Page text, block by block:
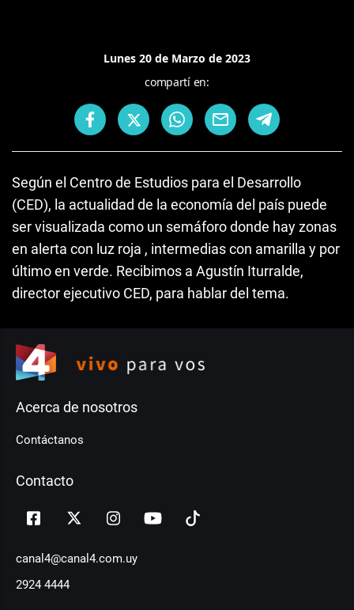
Lunes 20 de Marzo de 2023
compartí en:
Según el Centro de Estudios para el Desarrollo
(CED), la actualidad de la economía del país puede
ser visualizada como un semáforo donde hay zonas
en alerta con luz roja , intermedias con amarilla y por
último en verde. Recibimos a Agustín Iturralde,
director ejecutivo CED, para hablar del tema.
Acerca de nosotros
Contáctanos
Contacto
canal4@canal4.com.uy
2924 4444